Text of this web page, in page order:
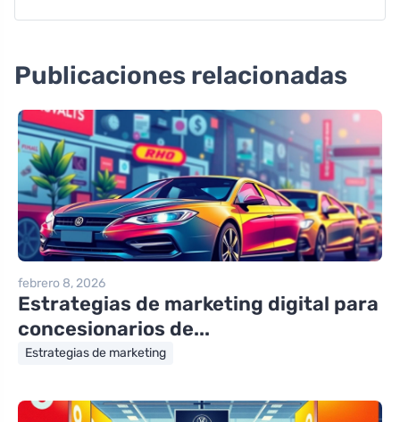
Publicaciones relacionadas
febrero 8, 2026
Estrategias de marketing digital para
concesionarios de...
Estrategias de marketing